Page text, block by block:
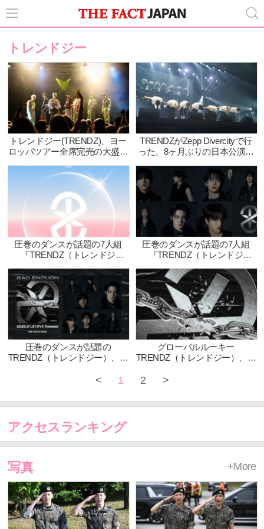
トレンドジー
トレンドジー(TRENDZ)、ヨー
ロッパツアー全席完売の大盛況
イベントを発表！
TRENDZがZepp Divercityで行
った、8ヶ月ぶりの日本公演で
圧巻のダンスが話題の7人組
『TRENDZ（トレンドジ
スの第三弾、新曲
『Daybreak』が配信開始！
圧巻のダンスが話題の7人組
『TRENDZ（トレンドジ
スの第二弾、新曲『Best
Friend』が配信開始！
圧巻のダンスが話題の
TRENDZ（トレンドジー）、新
始！Music VideoやDance Video
グローバルルーキー
TRENDZ（トレンドジー）、新
日（金）0時に配信リリース決
アーティスト写真も公開！
< 1 2 >
アクセスランキング
写真 +More